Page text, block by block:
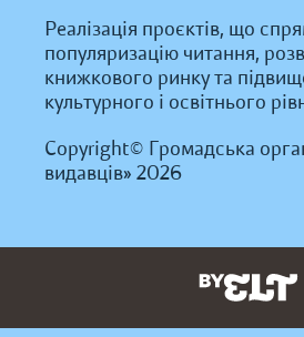
Реалізація проєктів, що
популяризацію читання,
книжкового ринку та
культурного і освітнього
Copyright© Громадська
видавців» 2026